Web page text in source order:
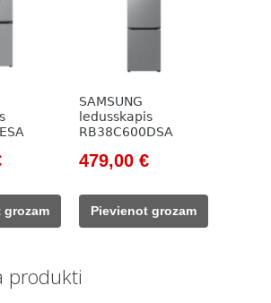
Current
475,00 €.
grozam
SAMSUNG
ledusskapis
RB38C600DSA
Original
was:
703,00 €.
479,00 €Current
479,00 €.
Pievienot grozam
produkti